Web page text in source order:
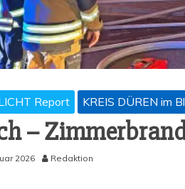
Report KREIS DÜREN im
–
2026 Redaktion